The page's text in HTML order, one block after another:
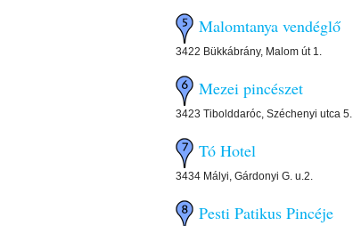
Malomtanya vendéglő
3422 Bükkábrány, Malom út 1.
Mezei pincészet
3423 Tibolddaróc, Széchenyi utca 5.
Tó Hotel
3434 Mályi, Gárdonyi G. u.2.
Pesti Patikus Pincéje